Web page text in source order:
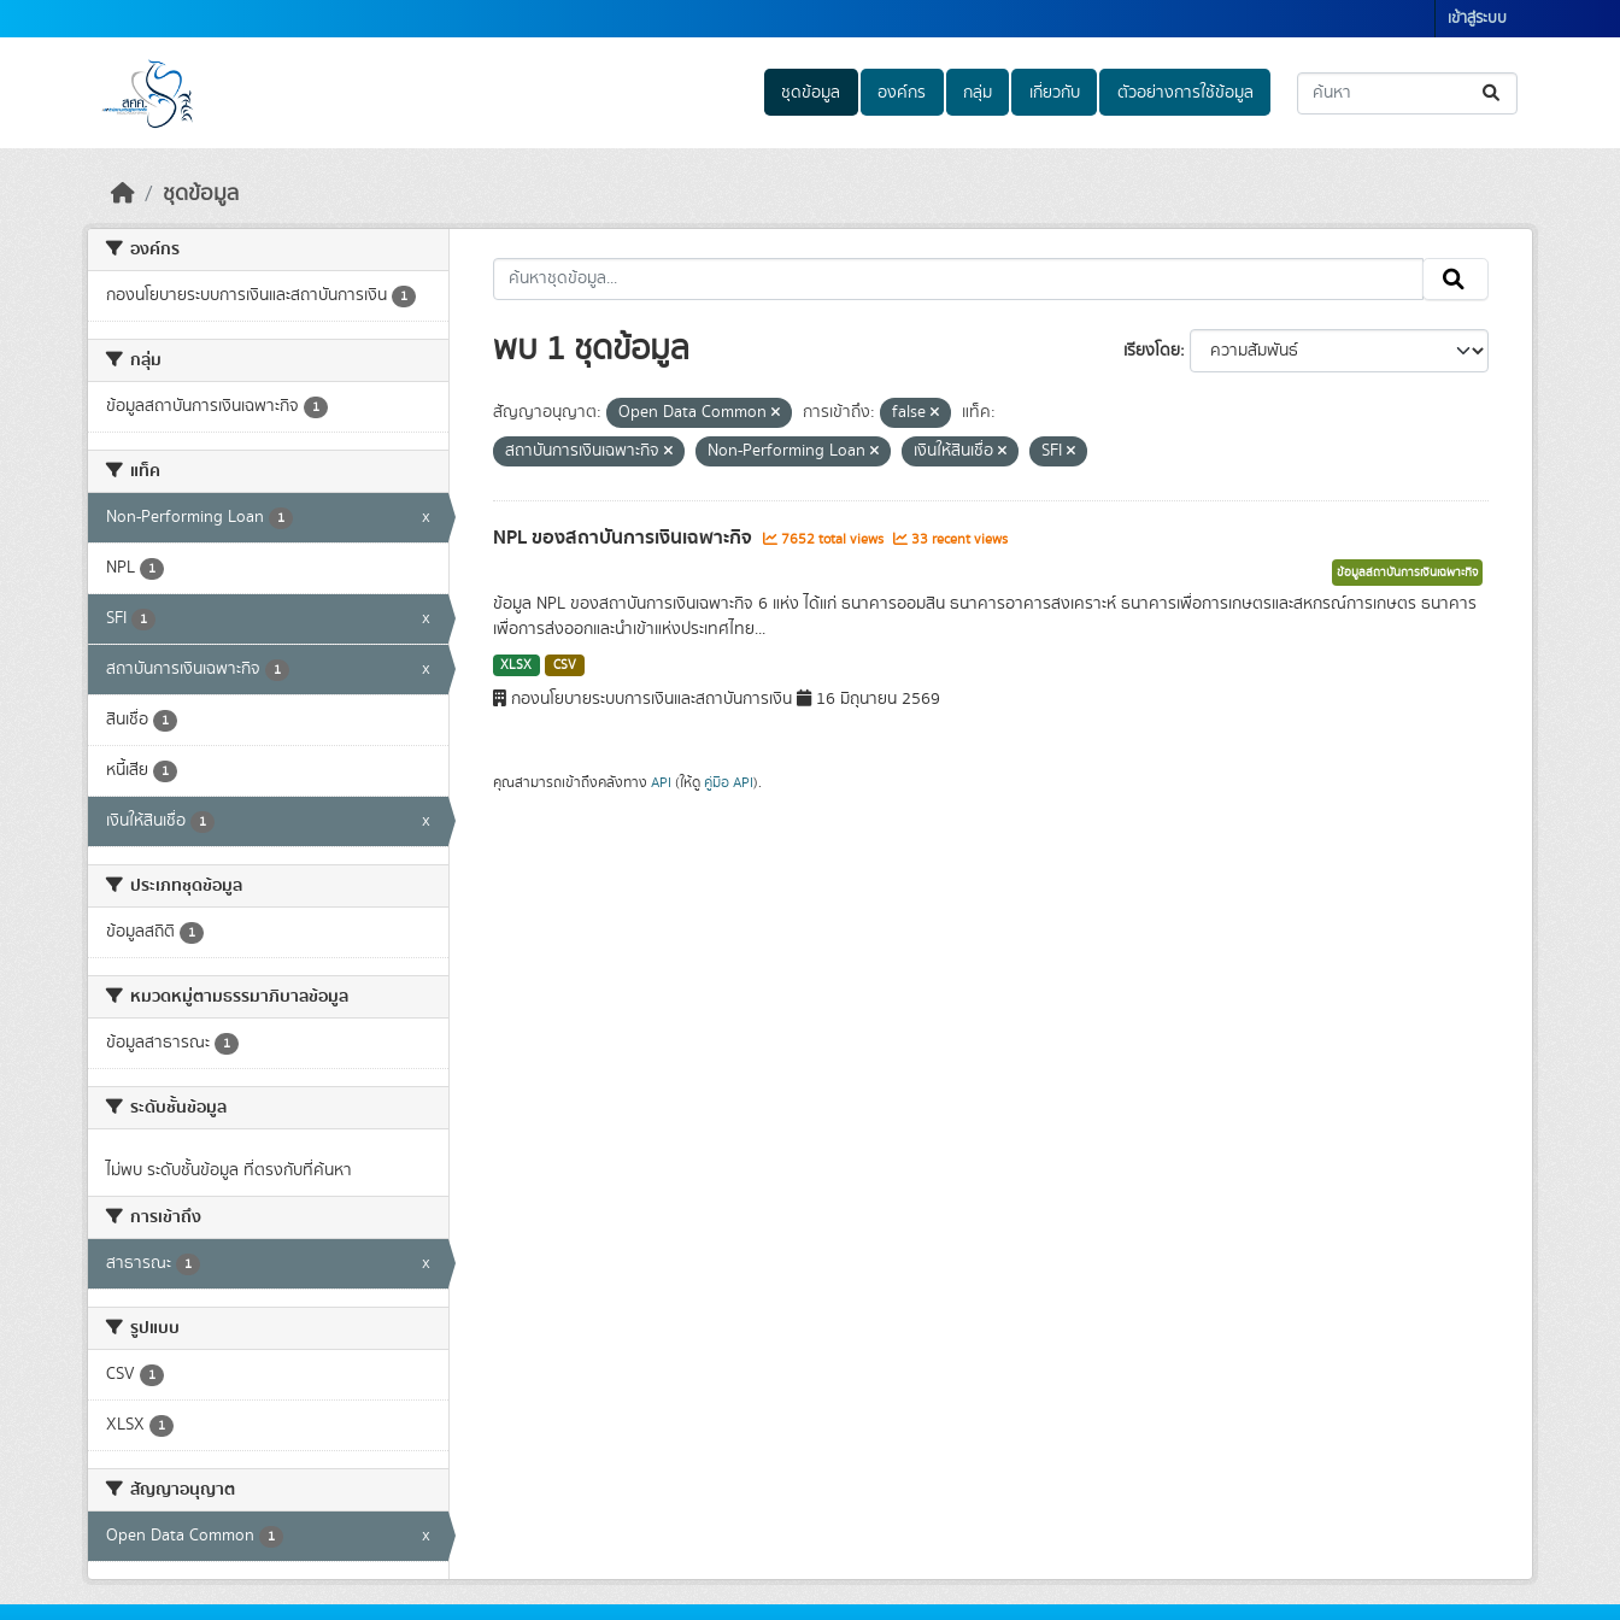
เข้าสู่ระบบ
ชุดข้อมูล องค์กร กลุ่ม เกี่ยวกับ ตัวอย่างการใช้ข้อมูล
ชุดข้อมูล
องค์กร
กองนโยบายระบบการเงินและสถาบันการเงิน 1
กลุ่ม
ข้อมูลสถาบันการเงินเฉพาะกิจ 1
แท็ค
Non-Performing Loan 1 x
NPL 1
SFI 1 x
สถาบันการเงินเฉพาะกิจ 1 x
สินเชื่อ 1
หนี้เสีย 1
เงินให้สินเชื่อ 1 x
ประเภทชุดข้อมูล
ข้อมูลสถิติ 1
หมวดหมู่ตามธรรมาภิบาลข้อมูล
ข้อมูลสาธารณะ 1
ระดับชั้นข้อมูล
ไม่พบ ระดับชั้นข้อมูล ที่ตรงกับที่ค้นหา
การเข้าถึง
สาธารณะ 1 x
รูปแบบ
CSV 1
XLSX 1
สัญญาอนุญาต
Open Data Common 1 x
เรียงโดย
พบ 1 ชุดข้อมูล
สัญญาอนุญาต: Open Data Common การเข้าถึง: false
แท็ค:
สถาบันการเงินเฉพาะกิจ
Non-Performing Loan เงินให้สินเชื่อ SFI
NPL ของสถาบันการเงินเฉพาะกิจ 7652 total views 33 recent views
ข้อมูลสถาบันการเงินเฉพาะกิจ
ข้อมูล NPL ของสถาบันการเงินเฉพาะกิจ 6 แห่ง ได้แก่ ธนาคารออมสิน ธนาคารอาคารสงเคราะห์ ธนาคารเพื่อการเกษตรและสหกรณ์การเกษตร ธนาคาร
เพื่อการส่งออกและนำเข้าแห่งประเทศไทย...
XLSX CSV
กองนโยบายระบบการเงินและสถาบันการเงิน 16 มิถุนายน 2569
คุณสามารถเข้าถึงคลังทาง API (ให้ดู คู่มือ API).